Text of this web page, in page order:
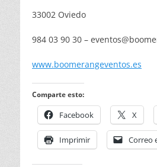
33002 Oviedo
984 03 90 30 –
www.boomerangeventos.es
Comparte esto:
Facebook X
Imprimir Correo